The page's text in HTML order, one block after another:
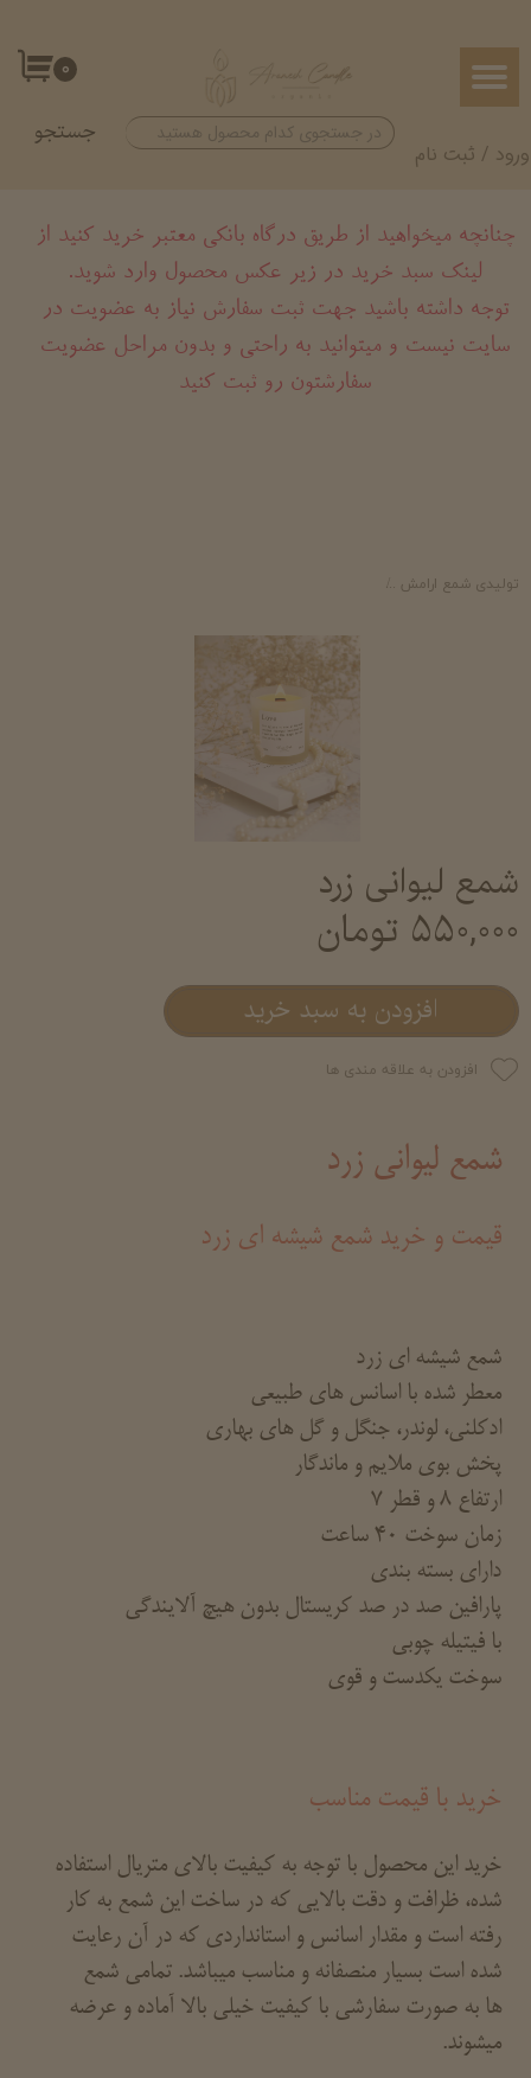
۰
ورود / ثبت نام
حساب کاربری من
تغییر گذر واژه
جستجو
تولیدی شمع ارامش
شمع لیوانی زرد
۵۵۰,۰۰۰ تومان
افزودن به سبد خرید
افزودن به علاقه مندی ها
شمع لیوانی زرد
قیمت و خرید شمع شیشه ای زرد
شمع شیشه ای زرد
معطر شده با اسانس های طبیعی
ادکلنی، لوندر، جنگل و گل های بهاری
پخش بوی ملایم و ماندگار
ارتفاع 8 و قطر 7
زمان سوخت 40 ساعت
دارای بسته بندی
پارافین صد در صد کریستال بدون هیچ آلایندگی
با فیتیله چوبی
سوخت یکدست و قوی
خرید با قیمت مناسب
خرید این محصول با توجه به کیفیت بالای متریال استفاده
شده، ظرافت و دقت بالایی که در ساخت این شمع به کار
رفته است و مقدار اسانس و استانداردی که در آن رعایت
شده است بسیار منصفانه و مناسب میباشد. تمامی شمع
ها به صورت سفارشی با کیفیت خیلی بالا آماده و عرضه
میشوند.
چنانچه میخواهید از طریق درگاه بانکی معتبر خرید کنید از
لینک سبد خرید در زیر عکس محصول وارد شوید.
​​​​​​​توجه داشته باشید جهت ثبت سفارش نیاز به عضویت در
سایت نیست و میتوانید به راحتی و بدون مراحل عضویت
سفارشتون رو ثبت کنید